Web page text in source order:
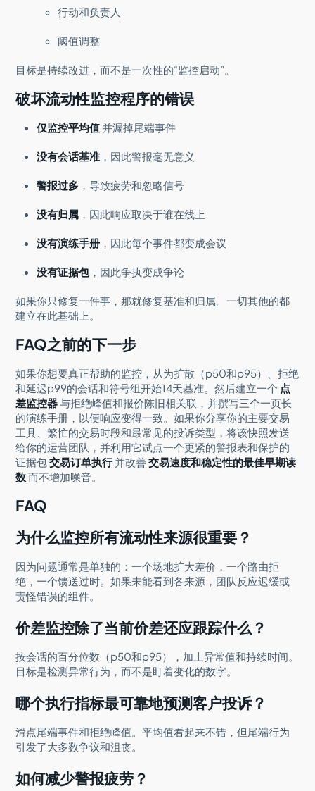
行动和负责人
阈值调整
目标是持续改进，而不是一次性的“监控启动”。
破坏流动性监控程序的错误
仅监控平均值并漏掉尾端事件
没有会话基准 ，因此警报毫无意义
警报过多 ，导致疲劳和忽略信号
没有归属 ，因此响应取决于谁在线上
没有演练手册 ，因此每个事件都变成会议
没有证据包，因此争执变成争论
如果你只修复一件事，那就修复基准和归属。一切其他的都
建立在此基础上。
FAQ之前的下一步
如果你想要真正帮助的监控，从为扩散（p50和p95）、拒绝
和延迟p99的会话和符号组开始14天基准。然后建立一个 点
差监控器与拒绝峰值和报价陈旧相关联，并撰写三个一页长
的演练手册，以便响应变得一致。如果你分享你的主要交易
工具、繁忙的交易时段和最常见的投诉类型，将该快照发送
给你的运营团队，并利用它试点一个更紧的警报表和保护的
证据包交易订单执行并改善交易速度和稳定性的最佳早期读
数而不增加噪音。
FAQ
为什么监控所有流动性来源很重要？
因为问题通常是单独的：一个场地扩大差价，一个路由拒
绝，一个馈送过时。如果未能看到各来源，团队反应迟缓或
责怪错误的组件。
价差监控除了当前价差还应跟踪什么？
按会话的百分位数（p50和p95），加上异常值和持续时间。
目标是检测异常行为，而不是盯着变化的数字。
哪个执行指标最可靠地预测客户投诉？
滑点尾端事件和拒绝峰值。平均值看起来不错，但尾端行为
引发了大多数争议和沮丧。
如何减少警报疲劳？